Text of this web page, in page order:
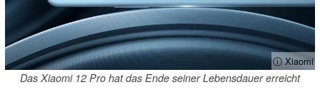
ⓘ Xiaomi
Das Xiaomi 12 Pro hat das Ende seiner Lebensdauer erreicht